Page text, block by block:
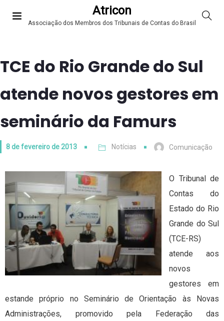
Atricon
Associação dos Membros dos Tribunais de Contas do Brasil
TCE do Rio Grande do Sul
atende novos gestores em
seminário da Famurs
8 de fevereiro de 2013 Notícias Comunicação
O Tribunal de
Contas do
Estado do Rio
Grande do Sul
(TCE-RS)
atende aos
novos
gestores em
estande próprio no Seminário de Orientação às Novas
Administrações, promovido pela Federação das